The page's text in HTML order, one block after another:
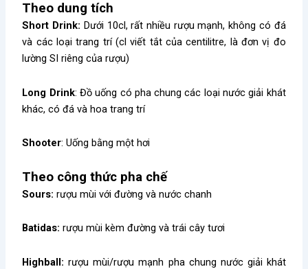
Theo dung tích
Short Drink: Dưới 10cl, rất nhiều rượu mạnh, không có đá
và các loại trang trí (cl viết tắt của centilitre, là đơn vị đo
lường SI riêng của rượu)
Long Drink: Đồ uống có pha chung các loại nước giải khát
khác, có đá và hoa trang trí
Shooter: Uống bằng một hơi
Theo công thức pha chế
Sours: rượu mùi với đường và nước chanh
Batidas: rượu mùi kèm đường và trái cây tươi
Highball: rượu mùi/rượu mạnh pha chung nước giải khát